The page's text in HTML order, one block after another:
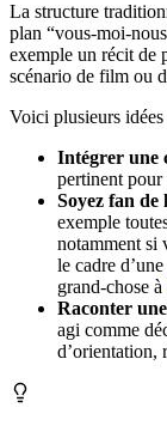
La structure
plan “vous-moi-
exemple un récit de
scénario de film ou
Voici plusieurs
Intégrer une
pertinent pour
Soyez fan de
exemple
notamment si
le cadre d’une
grand-chose à
Raconter
agi comme
d’orientation,